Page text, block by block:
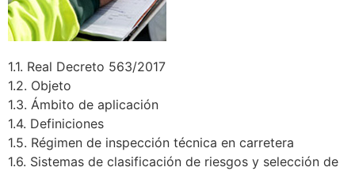
1.1. Real Decreto 563/2017
1.2. Objeto
1.3. Ámbito de aplicación
1.4. Definiciones
1.5. Régimen de inspección técnica en carretera
1.6. Sistemas de clasificación de riesgos y selección de